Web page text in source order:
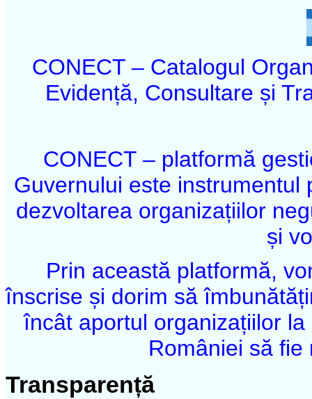
CONECT – Catalogul
Evidență, Consultare și
CONECT – platformă
Guvernului este
dezvoltarea organizațiilor
și
Prin această platformă,
înscrise și dorim să
încât aportul organizațiilor
României să
Transparență